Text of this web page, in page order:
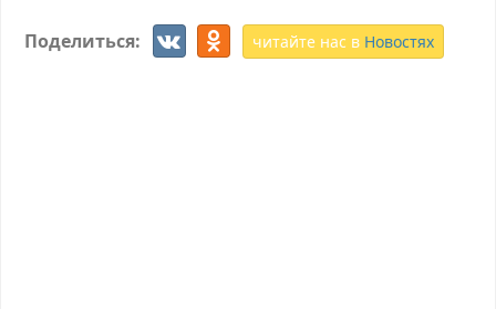
Поделиться: читайте нас в Новостях